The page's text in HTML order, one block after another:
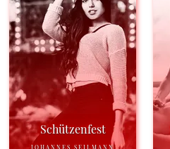
Schützenfest
JOHANNES SEILMANN